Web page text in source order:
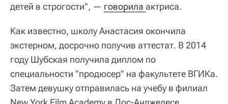
детей в строгости", — говорила актриса.
Как известно, школу Анастасия окончила
экстерном, досрочно получив аттестат. В 2014
году Шубская получила диплом по
специальности "продюсер" на факультете ВГИКа.
Затем девушку отправилась на учебу в филиал